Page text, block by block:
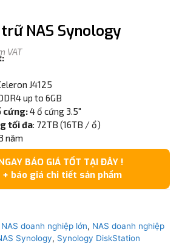
NAS Synology
VAT
J4125
up to 6GB
cứng:4 ổ cứng 3.5″
tối đa: 72TB (16TB / ổ)
năm
BÁO GIÁ TỐT TẠI ĐÂY !
+ báo giá chi tiết sản phẩm
NAS doanh nghiệp lớn, NAS doanh nghiệp
Synology, Synology DiskStation